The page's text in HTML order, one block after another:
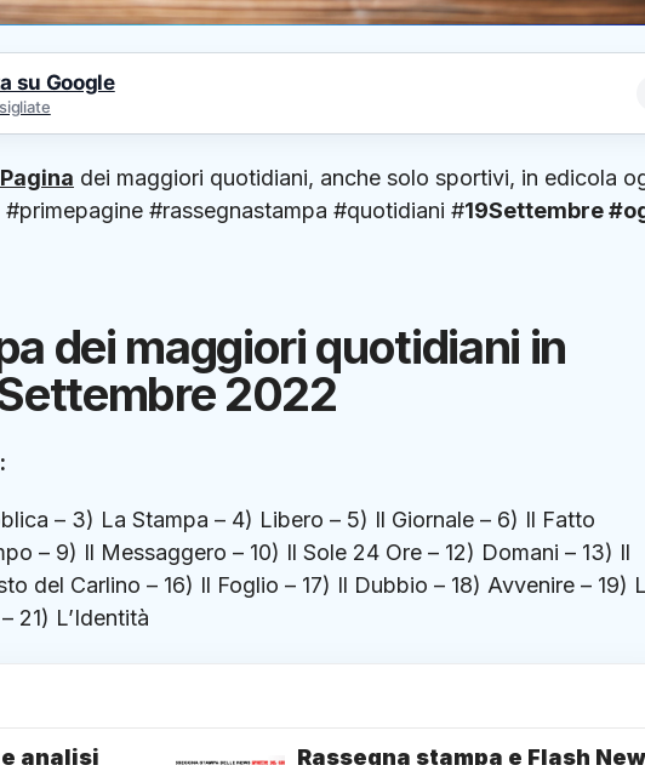
su Google
dei maggiori quotidiani, anche solo sportivi, in edicola
#rassegnastampa #quotidiani #19Settembre
dei maggiori quotidiani in
2022
– 3) La Stampa – 4) Libero – 5) Il Giornale – 6) Il Fatto
– 9) Il Messaggero – 10) Il Sole 24 Ore – 12) Domani – 13) Il
del Carlino – 16) Il Foglio – 17) Il Dubbio – 18) Avvenire – 19)
21) L’Identità
analisi
Rassegna stampa e Flash